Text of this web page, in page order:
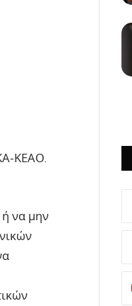
ΚΕΑΟ.
ή να μην